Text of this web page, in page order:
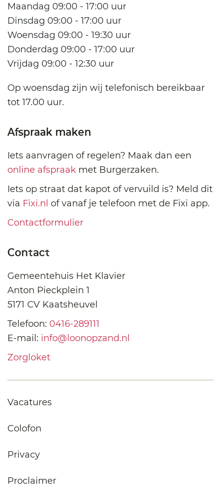
Maandag 09:00 - 17:00 uur
Dinsdag 09:00 - 17:00 uur
Woensdag 09:00 - 19:30 uur
Donderdag 09:00 - 17:00 uur
Vrijdag 09:00 - 12:30 uur
Op woensdag zijn wij telefonisch bereikbaar
tot 17.00 uur.
Afspraak maken
Iets aanvragen of regelen? Maak dan een
online afspraak met Burgerzaken.
Iets op straat dat kapot of vervuild is? Meld dit
via Fixi.nl of vanaf je telefoon met de Fixi app.
Contactformulier
Contact
Gemeentehuis Het Klavier
Anton Pieckplein 1
5171 CV Kaatsheuvel
Telefoon: 0416-289111
E-mail: info@loonopzand.nl
Zorgloket
Vacatures
Colofon
Privacy
Proclaimer